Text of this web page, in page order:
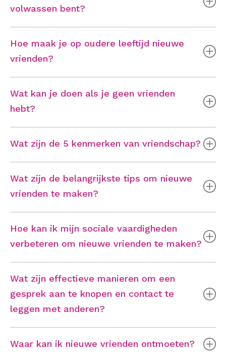
volwassen bent?
Hoe maak je op oudere leeftijd nieuwe
vrienden?
Wat kan je doen als je geen vrienden
hebt?
Wat zijn de 5 kenmerken van vriendschap?
Wat zijn de belangrijkste tips om nieuwe
vrienden te maken?
Hoe kan ik mijn sociale vaardigheden
verbeteren om nieuwe vrienden te maken?
Wat zijn effectieve manieren om een
gesprek aan te knopen en contact te
leggen met anderen?
Waar kan ik nieuwe vrienden ontmoeten?